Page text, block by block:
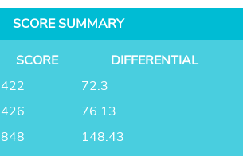
SCORE SUMMARY
SCORE
DIFFERENTIAL
422
72.3
426
76.13
848 148.43